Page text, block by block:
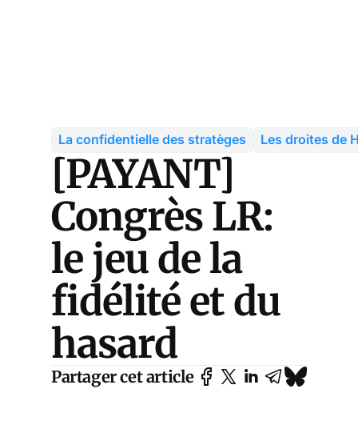
La confidentielle des stratèges Les droites de
[PAYANT]
Congrès LR:
le jeu de la
fidélité et du
hasard
Partager cet article